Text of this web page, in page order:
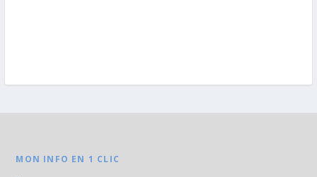
MON INFO EN 1 CLIC